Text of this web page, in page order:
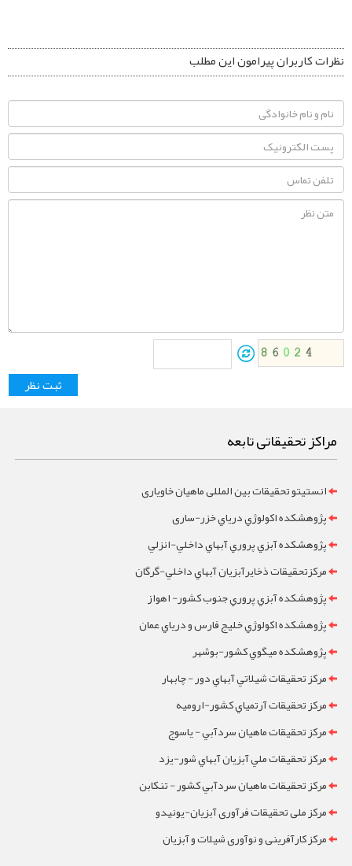
نظرات کاربران پیرامون این مطلب
مراکز تحقیقاتی تابعه
انستیتو تحقیقات بین المللی ماهیان خاویاری
پژوهشکده اکولوژي درياي خزر-ساری
پژوهشکده آبزي پروري آبهاي داخلي-انزلي
مرکزتحقيقات ذخايرآبزيان آبهاي داخلي-گرگان
پژوهشکده آبزي پروري جنوب کشور- اهواز
پژوهشکده اکولوژي خليج فارس و درياي عمان
پژوهشکده ميگوي کشور-بوشهر
مرکز تحقيقات شيلاتي آبهاي دور - چابهار
مرکز تحقيقات آرتمياي کشور-ارومیه
مرکز تحقيقات ماهيان سردآبي - ياسوج
مرکز تحقيقات ملي آبزيان آبهاي شور-یزد
مرکز تحقيقات ماهيان سردآبي کشور - تنکابن
مرکز ملی تحقیقات فرآوری آبزیان-یونیدو
مرکز کارآفرینی و نوآوری شیلات و آبزیان